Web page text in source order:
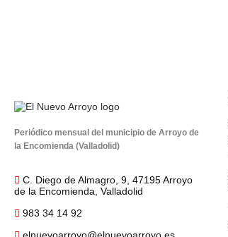
Periódico mensual del municipio de Arroyo de
la Encomienda (Valladolid)
C. Diego de Almagro, 9, 47195 Arroyo
de la Encomienda, Valladolid
983 34 14 92